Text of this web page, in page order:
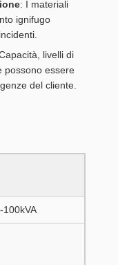
: I materiali
ignifugo
livelli di
possono essere
del cliente.
100kVA